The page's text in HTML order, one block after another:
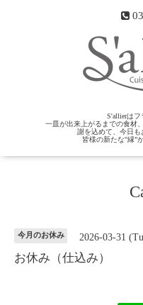
S'allierはフ
一皿が出来上がるまでの食材
謝を込めて、今日も
皆様の新たな"縁”
今月のお休み 2026-03-31
お休み（仕込み）